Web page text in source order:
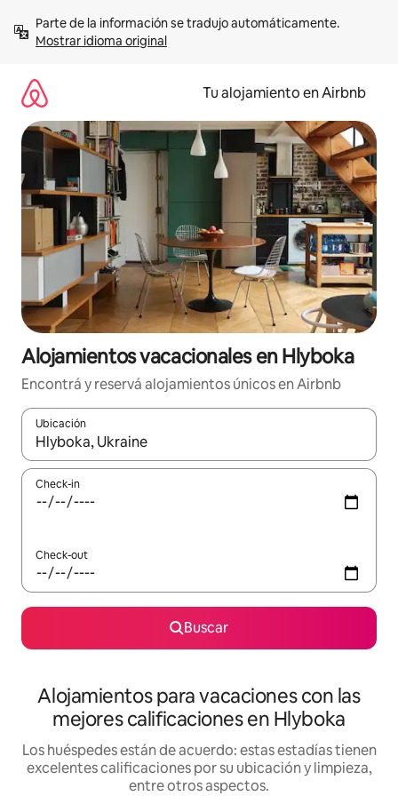
contenidoMostrar idioma original
Tu alojamiento en Airbnb
Alojamientos vacacionales en Hlyboka
Encontrá y reservá alojamientos únicos en Airbnb
Ubicación
Cuando los resultados estén disponibles, navegá con las
Check-in
Check-out
Buscar
Alojamientos para vacaciones con las
mejores calificaciones en Hlyboka
Los huéspedes están de acuerdo: estas estadías tienen
excelentes calificaciones por su ubicación y limpieza,
entre otros aspectos.